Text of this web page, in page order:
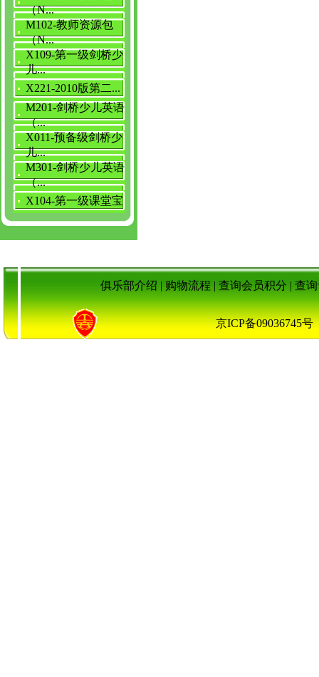
（N...
M102-教师资源包
（N...
X109-第一级剑桥少
儿...
X221-2010版第二...
M201-剑桥少儿英语
（...
X011-预备级剑桥少
儿...
M301-剑桥少儿英语
（...
X104-第一级课堂宝
俱乐部介绍 | 购物流程 | 查询会员积分 | 查
京ICP备